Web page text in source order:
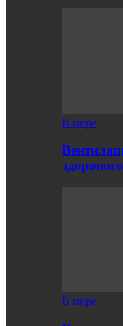
В мире
В мире